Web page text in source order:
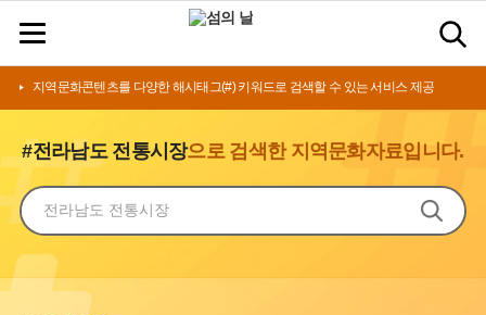
지역문화콘텐츠를 다양한 해시태그(#) 키워드로 검색할 수 있는 서비스 제공
#전라남도 전통시장으로 검색한 지역문화자료입니다.